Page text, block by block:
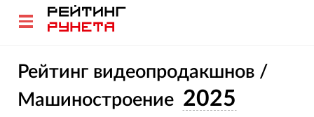
Рейтинг видеопродакшнов /
Машиностроение 2025